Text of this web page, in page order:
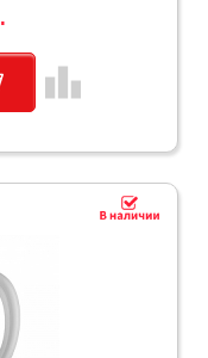
leaderboard